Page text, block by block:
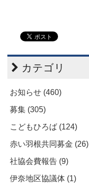
カテゴリ
お知らせ (460)
募集 (305)
こどもひろば (124)
赤い羽根共同募金 (26)
社協会費報告 (9)
伊奈地区協議体 (1)